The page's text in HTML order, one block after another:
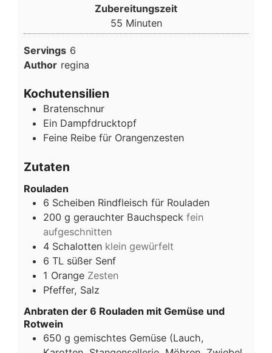
Zubereitungszeit
55Minuten
Minuten
Servings 6
Author regina
Kochutensilien
Bratenschnur
Ein Dampfdrucktopf
Feine Reibe für Orangenzesten
Zutaten
Rouladen
6 Scheiben Rindfleisch für Rouladen
200 g gerauchter Bauchspeck fein
aufgeschnitten
4 Schalotten klein gewürfelt
6 TL süßer Senf
1 Orange Zesten
Pfeffer, Salz
Anbraten der 6 Rouladen mit Gemüse und
Rotwein
650 g gemischtes Gemüse (Lauch,